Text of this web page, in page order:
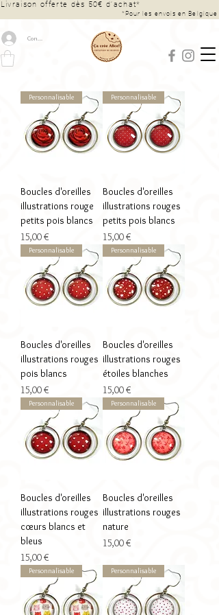
Connexion
Livraison offerte dès 50€ d’achat*
*Pour les envois en Belgique
Personnalisable
Boucles d'oreilles
illustrations rouge
petits pois blancs
Prix
15,00 €
Personnalisable
Boucles d'oreilles
illustrations rouges
petits pois blancs
Prix
15,00 €
Personnalisable
Boucles d'oreilles
illustrations rouges
pois blancs
Prix
15,00 €
Personnalisable
Boucles d'oreilles
illustrations rouges
étoiles blanches
Prix
15,00 €
Personnalisable
Boucles d'oreilles
illustrations rouges
cœurs blancs et
bleus
Prix
15,00 €
Personnalisable
Boucles d'oreilles
illustrations rouges
nature
Prix
15,00 €
Personnalisable Personnalisable